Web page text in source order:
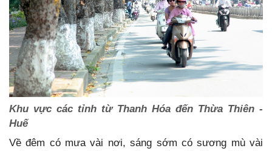
Khu vực các tỉnh từ Thanh Hóa đến Thừa Thiên -
Huế
Về đêm có mưa vài nơi, sáng sớm có sương mù vài